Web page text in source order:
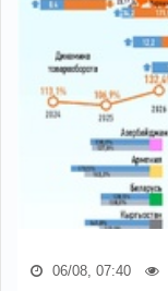
06/08, 07:40